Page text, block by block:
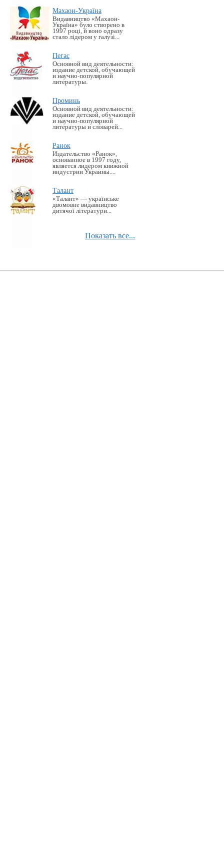
Махаон-Україна
Видавництво «Махаон-
Україна» було створено в
1997 році, й воно одразу
стало лідером у галузі...
Пегас
Основной вид деятельности:
издание детской, обучающей
и научно-популярной
литературы.
Проминь
Основной вид деятельности:
издание детской, обучающей
и научно-популярной
литературы и словарей...
Ранок
Издательство «Ранок»,
основанное в 1997 году,
является лидером книжной
индустрии Украины....
Талант
«Талант» — українське
двомовне видавництво
дитячої літератури...
Показать все...